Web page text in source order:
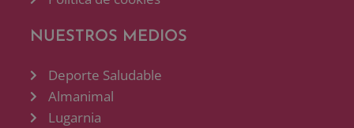
NUESTROS MEDIOS
Deporte Saludable
Almanimal
Lugarnia